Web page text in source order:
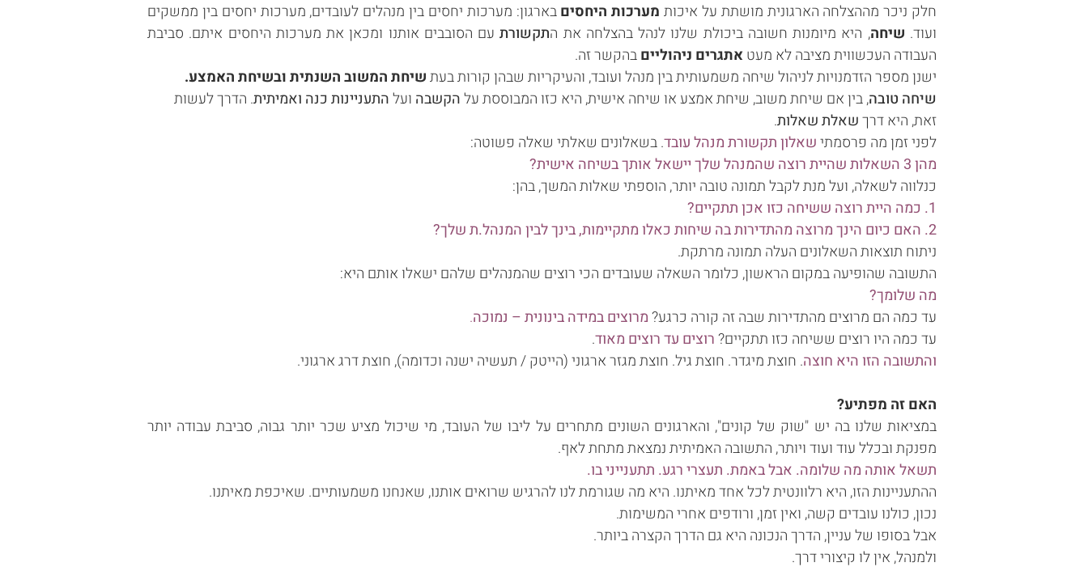
חלק ניכר מההצלחה הארגונית מושתת על איכות מערכות היחסיםבארגון: מערכות יחסים בין מנהלים לעובדים, מערכות יחסים בין ממשקים
ועוד. שיחה, היא מיומנות חשובה ביכולת שלנו לנהל בהצלחה את התקשורתעם הסובבים אותנו ומכאן את מערכות היחסים איתם. סביבת
העבודה העכשווית מציבה לא מעטאתגרים ניהולייםבהקשר זה.
ישנן מספר הזדמנויות לניהול שיחה משמעותית בין מנהל ועובד, והעיקריות שבהן קורות בעתשיחת המשוב השנתית ובשיחת האמצע.
שיחה טובה, בין אם שיחת משוב, שיחת אמצע או שיחה אישית, היא כזו המבוססת עלהקשבה ועלהתעניינות כנה ואמיתית. הדרך לעשות
זאת, היא דרךשאלת שאלות.
לפני זמן מה פרסמתישאלון תקשורת מנהל עובד. בשאלונים שאלתי שאלה פשוטה:
מהן 3 השאלות שהיית רוצה שהמנהל שלך יישאל אותך בשיחה אישית?
כנלווה לשאלה, ועל מנת לקבל תמונה טובה יותר, הוספתי שאלות המשך, בהן:
1. כמה היית רוצה ששיחה כזו אכן תתקיים?
2. האם כיום הינך מרוצה מהתדירות בה שיחות כאלו מתקיימות, בינך לבין המנהל.ת שלך?
ניתוח תוצאות השאלונים העלה תמונה מרתקת.
התשובה שהופיעה במקום הראשון, כלומר השאלה שעובדים הכי רוצים שהמנהלים שלהם ישאלו אותם היא:
מה שלומך?
עד כמה הם מרוצים מהתדירות שבה זה קורה כרגע?מרוצים במידה בינונית – נמוכה.
עד כמה היו רוצים ששיחה כזו תתקיים?רוצים עד רוצים מאוד.
והתשובה הזו היא חוצה. חוצת מיגדר. חוצת גיל. חוצת מגזר ארגוני (הייטק / תעשיה ישנה וכדומה), חוצת דרג ארגוני.
האם זה מפתיע?
במציאות שלנו בה יש "שוק של קונים", והארגונים השונים מתחרים על ליבו של העובד, מי שיכול מציע שכר יותר גבוה, סביבת עבודה יותר
מפנקת ובכלל עוד ועוד ויותר, התשובה האמיתית נמצאת מתחת לאף.
תשאל אותה מה שלומה. אבל באמת. תעצרי רגע. תתענייני בו.
ההתעניינות הזו,היא רלוונטית לכל אחד מאיתנו. היא מה שגורמת לנו להרגיש שרואים אותנו, שאנחנו משמעותיים. שאיכפת מאיתנו.
נכון, כולנו עובדים קשה, ואין זמן, ורודפים אחרי המשימות.
אבל בסופו של עניין, הדרך הנכונה היא גם הדרך הקצרה ביותר.
ולמנהל, אין לו קיצורי דרך.